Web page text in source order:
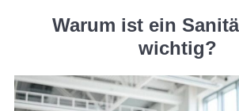
Warum ist ein
wichtig?